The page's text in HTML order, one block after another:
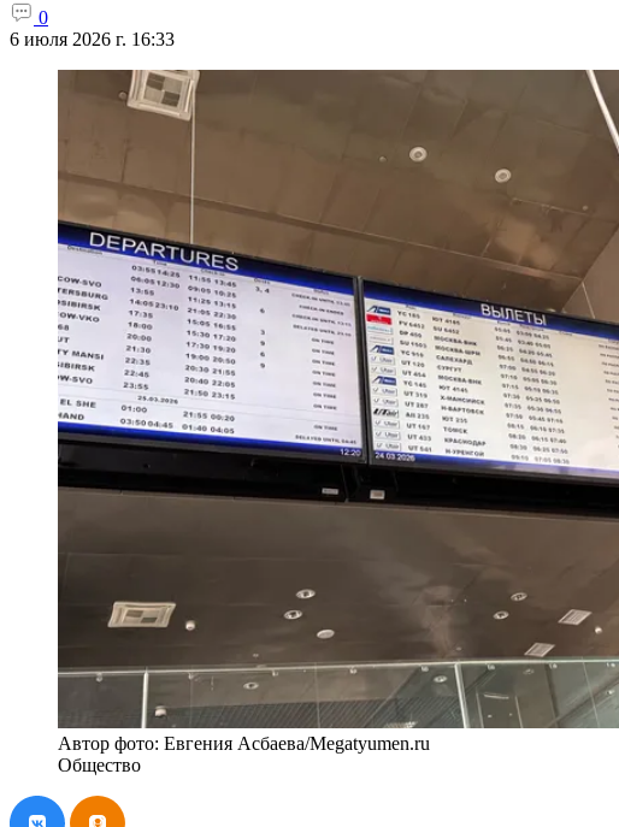
0
6 июля 2026 г. 16:33
Автор фото: Евгения Асбаева/Megatyumen.ru
Общество